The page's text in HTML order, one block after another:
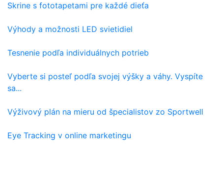
Skrine s fototapetami pre každé dieťa
Výhody a možnosti LED svietidiel
Tesnenie podľa individuálnych potrieb
Vyberte si posteľ podľa svojej výšky a váhy. Vyspíte
sa...
Výživový plán na mieru od špecialistov zo Sportwell
Eye Tracking v online marketingu